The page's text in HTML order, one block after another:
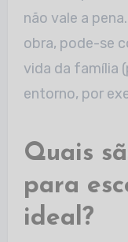
não vale a
obra, pode-se
vida da família
entorno, por
Quais
para
ideal?